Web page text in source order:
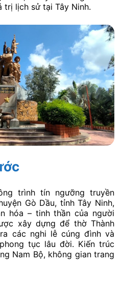
trị lịch sử tại Tây Ninh.
trình tín ngưỡng truyền
Gò Dầu, tỉnh Tây Ninh,
hóa – tinh thần của người
xây dựng để thờ Thành
các nghi lễ cúng đình và
tục lâu đời. Kiến trúc
Nam Bộ, không gian trang